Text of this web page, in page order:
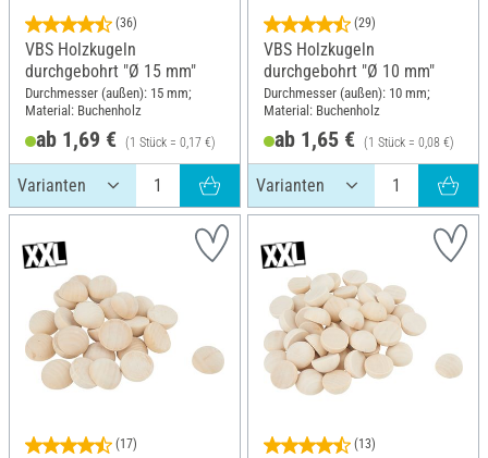
(36)
VBS Holzkugeln
durchgebohrt "Ø 15 mm"
Durchmesser (außen): 15 mm;
Material: Buchenholz
ab 1,69 € (1 Stück = 0,17 €)
(29)
VBS Holzkugeln
durchgebohrt "Ø 10 mm"
Durchmesser (außen): 10 mm;
Material: Buchenholz
ab 1,65 € (1 Stück = 0,08 €)
(17) (13)